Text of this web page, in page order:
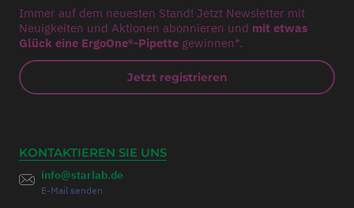
Immer auf dem neuesten Stand! Jetzt Newsletter mit
Neuigkeiten und Aktionen abonnieren und mit etwas
Glück eine ErgoOne®-Pipette gewinnen*.
Jetzt registrieren
KONTAKTIEREN SIE UNS
info@starlab.de
E-Mail senden